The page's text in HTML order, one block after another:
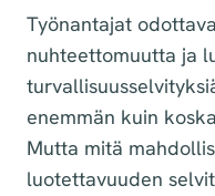
Työnantajat
nuhteettomuutta ja
enemmän kuin
Mutta mitä
luotettavuuden